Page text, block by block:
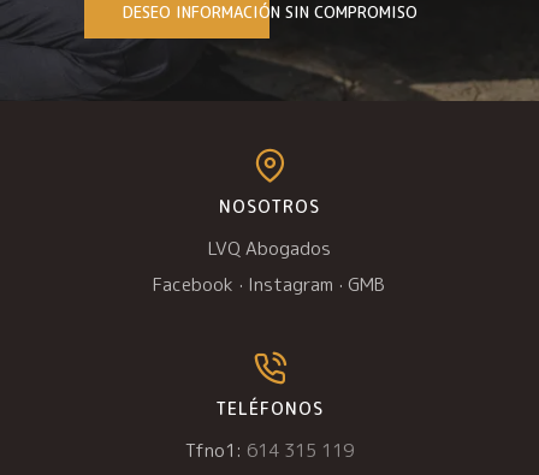
DESEO INFORMACIÓN SIN COMPROMISO
NOSOTROS
LVQ Abogados
Facebook · Instagram · GMB
TELÉFONOS
Tfno1: 614 315 119